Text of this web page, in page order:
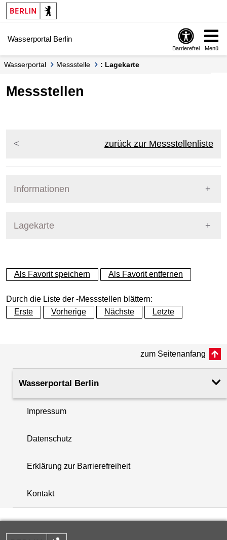
Springe zur Navigation
Springe zum Inhalt
Wasserportal Berlin
Barrierefrei Menü
Wasserportal Messstelle : Lagekarte
Messstellen
zurück zur Messstellenliste
Informationen
Lagekarte
+
−
+
−
Als Favorit speichern Als Favorit entfernen
Durch die Liste der -Messstellen blättern:
Erste
Vorherige Nächste Letzte
zum Seitenanfang
Wasserportal Berlin
Impressum
Datenschutz
Erklärung zur Barrierefreiheit
Kontakt